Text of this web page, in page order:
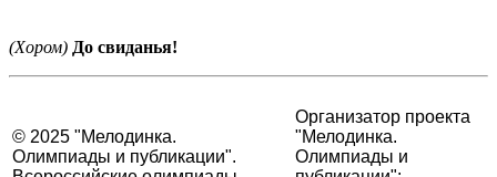
(Хором) До свиданья!
© 2025 "Мелодинка.
Олимпиады и публикации".
Организатор проекта
"Мелодинка.
Олимпиады и